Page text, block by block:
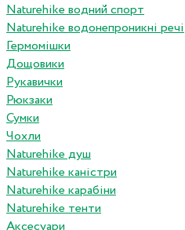
Naturehike водний спорт
Naturehike водонепроникні речі
Гермомішки
Дощовики
Рукавички
Рюкзаки
Сумки
Чохли
Naturehike душ
Naturehike каністри
Naturehike карабіни
Naturehike тенти